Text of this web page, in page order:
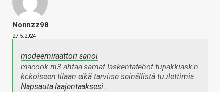
Nonnzz98
27.5.2024
modeemiraattori sanoi
macook m3 ahtaa samat laskentatehot tupakkiaskin
kokoiseen tilaan eikä tarvitse seinällistä tuulettimia.
Napsauta laajentaaksesi…